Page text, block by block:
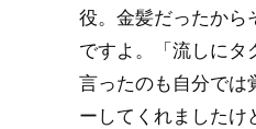
役。金髪だったから
ですよ。「流しに
言ったのも自分では
ーしてくれましたけ